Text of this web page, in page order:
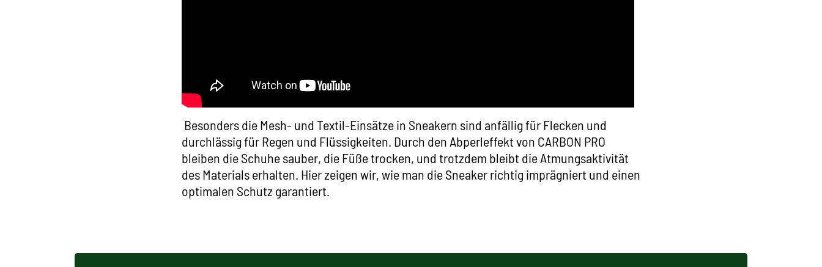
Besonders die Mesh- und Textil-Einsätze in Sneakern sind anfällig für Flecken und
durchlässig für Regen und Flüssigkeiten. Durch den Abperleffekt von CARBON PRO
bleiben die Schuhe sauber, die Füße trocken, und trotzdem bleibt die Atmungsaktivität
des Materials erhalten. Hier zeigen wir, wie man die Sneaker richtig imprägniert und einen
optimalen Schutz garantiert.